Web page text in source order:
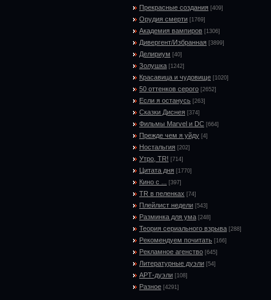
Прекрасные создания [409]
Орудия смерти [1769]
Академия вампиров [1306]
Дивергент/Избранная [3899]
Делириум [40]
Золушка [1242]
Красавица и чудовище [1020]
50 оттенков серого [2652]
Если я останусь [263]
Сказки Диснея [374]
Фильмы Marvel и DC [664]
Прежде чем я уйду [4]
Ностальгия [202]
Утро, TR! [714]
Цитата дня [1770]
Кино с ... [397]
TR в пеленках [74]
Плейлист недели [543]
Разминка для ума [248]
Теория сериального взрыва [288]
Рекомендуем почитать [166]
Рекламное агенство [645]
Литературные дуэли [54]
АРТ-дуэли [108]
Разное [4291]